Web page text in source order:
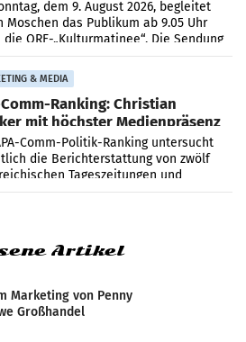
dem 9. August 2026, begleitet
Moschen das Publikum ab 9.05 Uhr
die ORF-„Kulturmatinee“. Die Sendung
mit der Dokumentation „20 Jahre
& MEDIA
Ranking: Christian
mit höchster Medienpräsenz
Comm-Politik-Ranking untersucht
die Berichterstattung von zwölf
Tageszeitungen und
welche Politikerinnen und
Artikel
Marketing von Penny
Großhandel